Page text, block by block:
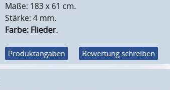
Maße: 183 x 61 cm.
Stärke: 4 mm.
Farbe: Flieder.
Produktangaben Bewertung schreiben